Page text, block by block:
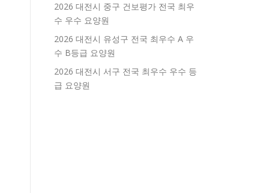
2026 대전시 중구 건보평가 전국 최우
수 우수 요양원
2026 대전시 유성구 전국 최우수 A 우
수 B등급 요양원
2026 대전시 서구 전국 최우수 우수 등
급 요양원